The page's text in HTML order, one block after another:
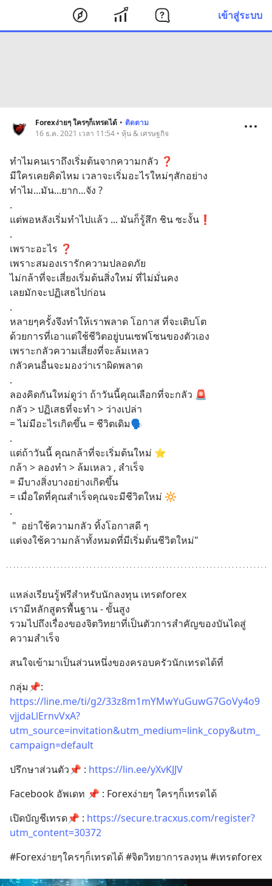
เข้าสู่ระบบ
Forexง่ายๆ ใครๆก็เทรดได้ • ติดตาม
16 ธ.ค. 2021 เวลา 11:54 • หุ้น & เศรษฐกิจ
ทำไมคนเราถึงเริ่มต้นจากความกลัว ❓
มีใครเคยคิดไหม เวลาจะเริ่มอะไรใหม่ๆสักอย่าง
ทำไม...มัน...ยาก...จัง ?
.
แต่พอหลังเริ่มทำไปแล้ว ... มันก็รู้สึก ชิน ซะงั้น❗️
.
เพราะอะไร ❓
เพราะสมองเรารักความปลอดภัย
ไม่กล้าที่จะเสี่ยงเริ่มต้นสิ่งใหม่ ที่ไม่มั่นคง
เลยมักจะปฏิเสธไปก่อน
.
หลายๆครั้งจึงทำให้เราพลาด โอกาส ที่จะเติบโต
ด้วยการที่เอาแต่ใช้ชีวิตอยู่บนเซฟโซนของตัวเอง
เพราะกลัวความเสี่ยงที่จะล้มเหลว
กลัวคนอื่นจะมองว่าเราผิดพลาด
.
ลองคิดกันใหม่ดูว่า ถ้าวันนี้คุณเลือกที่จะกลัว 🚨
กลัว > ปฏิเสธที่จะทำ > ว่างเปล่า
= ไม่มีอะไรเกิดขึ้น = ชีวิตเดิม🗣
.
แต่ถ้าวันนี้ คุณกล้าที่จะเริ่มต้นใหม่ ⭐️
กล้า > ลองทำ > ล้มเหลว , สำเร็จ
= มีบางสิ่งบางอย่างเกิดขึ้น
= เมื่อใดที่คุณสำเร็จคุณจะมีชีวิตใหม่ 🔆
.
"  อย่าใช้ความกลัว ทิ้งโอกาสดี ๆ
แต่จงใช้ความกล้าทั้งหมดที่มีเริ่มต้นชีวิตใหม่"
แหล่งเรียนรู้ฟรีสำหรับนักลงทุน เทรดforex
เรามีหลักสูตรพื้นฐาน - ขั้นสูง
รวมไปถึงเรื่องของจิตวิทยาที่เป็นตัวการสำคัญของบันไดสู่
ความสำเร็จ
สนใจเข้ามาเป็นส่วนหนึ่งของครอบครัวนักเทรดได้ที่
https://line.me/ti/g2/33z8m1mYMwYuGuwG7GoVy4o9
vjjdaLlErnvVxA?
utm_source=invitation&utm_medium=link_copy&utm_
campaign=default
ปรึกษาส่วนตัว📌 : https://lin.ee/yXvKJJV
Facebook อัพเดท 📌 : Forexง่ายๆ ใครๆก็เทรดได้
เปิดบัญชีเทรด📌 : https://secure.tracxus.com/register?
utm_content=30372
#Forexง่ายๆใครๆก็เทรดได้ #จิตวิทยาการลงทุน #เทรดforex